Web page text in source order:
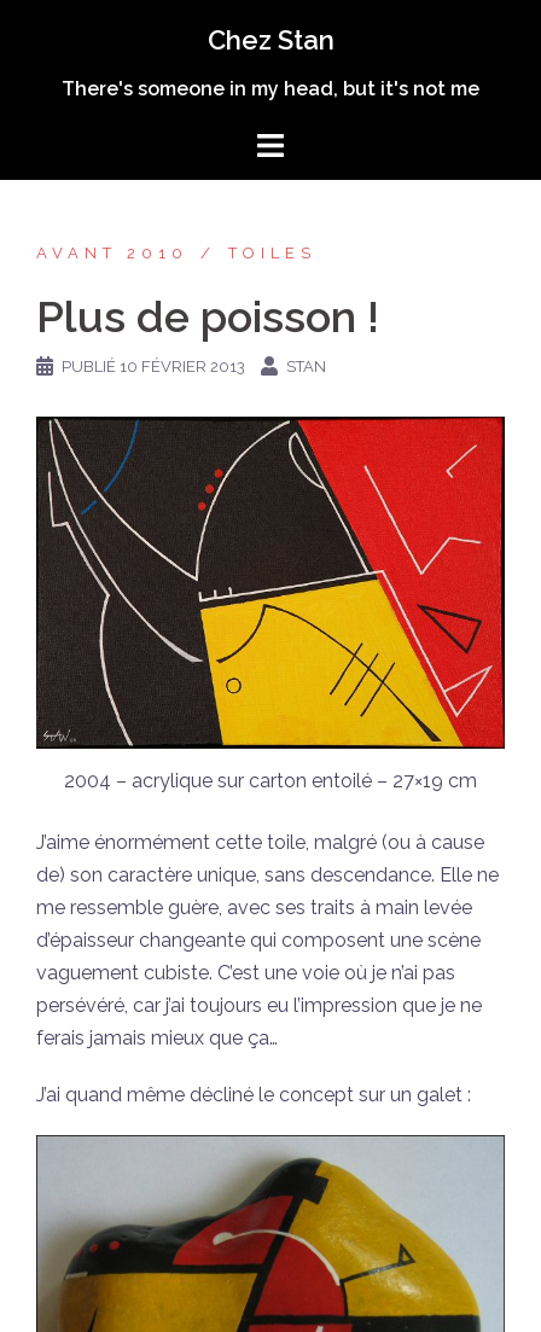
contenu
Chez Stan
There's someone in my head, but it's not me
AVANT 2010 TOILES
Plus de poisson !
PUBLIÉ 10 FÉVRIER 2013 STAN
2004 – acrylique sur carton entoilé – 27×19 cm
J’aime énormément cette toile, malgré (ou à cause
de) son caractère unique, sans descendance. Elle ne
me ressemble guère, avec ses traits à main levée
d’épaisseur changeante qui composent une scène
vaguement cubiste. C’est une voie où je n’ai pas
persévéré, car j’ai toujours eu l’impression que je ne
ferais jamais mieux que ça…
J’ai quand même décliné le concept sur un galet :